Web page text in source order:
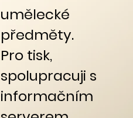
umělecké
předměty.
Pro tisk,
spolupracuji s
informačním